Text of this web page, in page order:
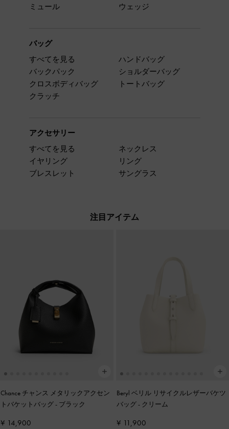
ミュール
ウェッジ
バッグ
すべてを見る
バックパック
クロスボディバッグ
クラッチ
ハンドバッグ
ショルダーバッグ
トートバッグ
アクセサリー
すべてを見る
イヤリング
ブレスレット
ネックレス
リング
サングラス
注目アイテム
Chance チャンス メタリックアクセン
トバケットバッグ- ブラック
¥ 14,900
Beryl ベリル リサイクルレザーバケツ
バッグ- クリーム
¥ 11,900